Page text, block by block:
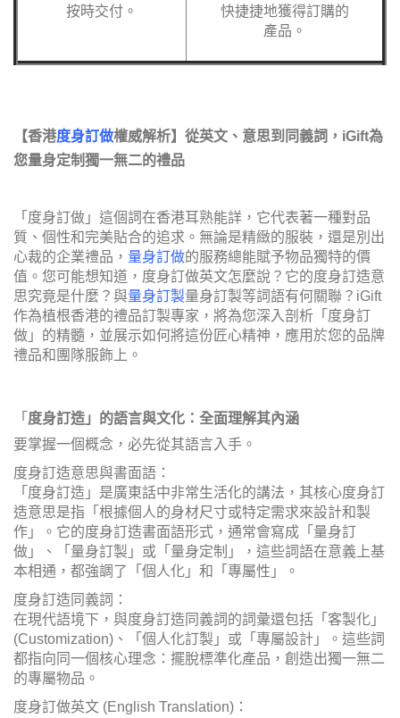
按時交付。
快捷捷地獲得訂購的
產品。
【香港度身訂做權威解析】從英文、意思到同義詞，iGift為
您量身定制獨一無二的禮品
「度身訂做」這個詞在香港耳熟能詳，它代表著一種對品
質、個性和完美貼合的追求。無論是精緻的服裝，還是別出
心裁的企業禮品， 量身訂做的服務總能賦予物品獨特的價
值。您可能想知道，度身訂做英文怎麼說？它的度身訂造意
思究竟是什麼？與量身訂製量身訂製等詞語有何關聯？iGift
作為植根香港的禮品訂製專家，將為您深入剖析「度身訂
做」的精髓，並展示如何將這份匠心精神，應用於您的品牌
禮品和團隊服飾上。
「 度身訂造」的語言與文化：全面理解其內涵
要掌握一個概念，必先從其語言入手。
度身訂造意思與書面語：
「度身訂造」是廣東話中非常生活化的講法，其核心度身訂
造意思是指「根據個人的身材尺寸或特定需求來設計和製
作」。它的度身訂造書面語形式，通常會寫成「量身訂
做」、「量身訂製」或「量身定制」，這些詞語在意義上基
本相通，都強調了「個人化」和「專屬性」。
度身訂造同義詞：
在現代語境下，與度身訂造同義詞的詞彙還包括「客製化」
(Customization)、「個人化訂製」或「專屬設計」。這些詞
都指向同一個核心理念：擺脫標準化產品，創造出獨一無二
的專屬物品。
度身訂做英文 (English Translation)：